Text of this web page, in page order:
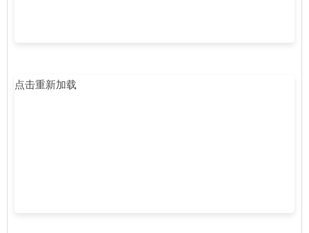
点击重新加载